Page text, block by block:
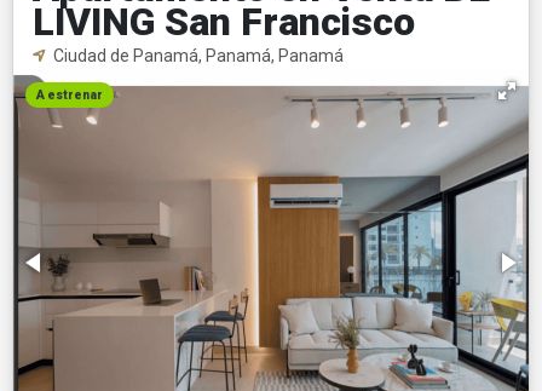
LIVING San Francisco
Ciudad de Panamá, Panamá, Panamá
A estrenar